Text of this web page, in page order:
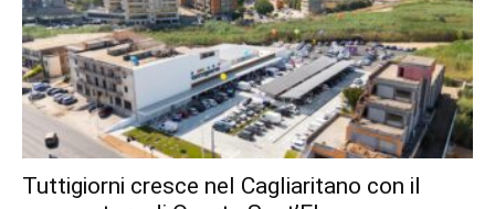
Tuttigiorni cresce nel Cagliaritano con il